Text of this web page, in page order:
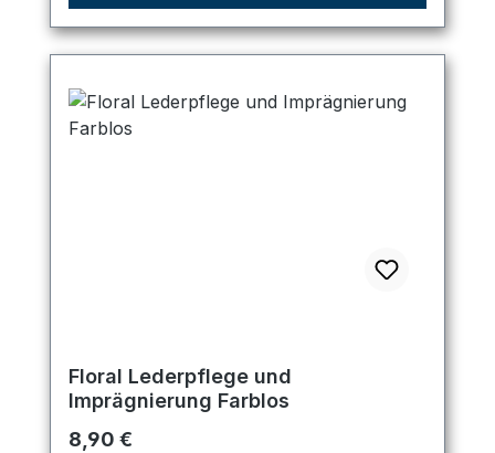
Floral Lederpflege und
Imprägnierung Farblos
Regulärer Preis:
8,90 €